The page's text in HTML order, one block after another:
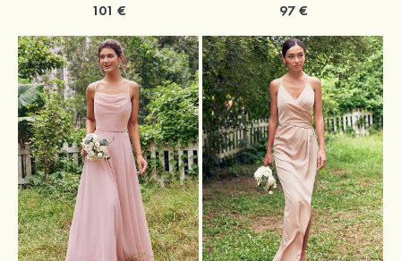
101 € 97 €